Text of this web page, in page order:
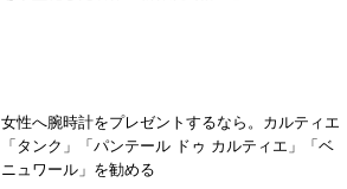
女性へ腕時計をプレゼントするなら。カルティエ
「タンク」「パンテール ドゥ カルティエ」「ベ
ニュワール」を勧める